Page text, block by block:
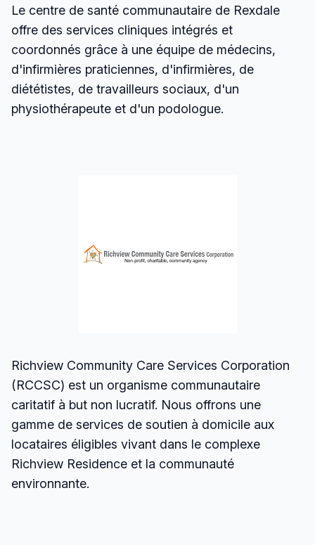
Le centre de santé communautaire de Rexdale
offre des services cliniques intégrés et
coordonnés grâce à une équipe de médecins,
d'infirmières praticiennes, d'infirmières, de
diététistes, de travailleurs sociaux, d'un
physiothérapeute et d'un podologue.
Richview Community Care Services Corporation
(RCCSC) est un organisme communautaire
caritatif à but non lucratif. Nous offrons une
gamme de services de soutien à domicile aux
locataires éligibles vivant dans le complexe
Richview Residence et la communauté
environnante.